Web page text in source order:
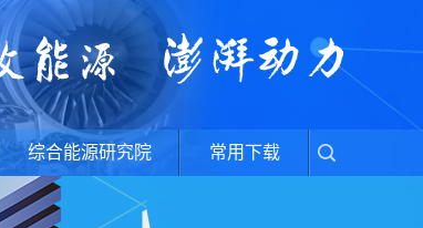
综合能源研究院 常用下载